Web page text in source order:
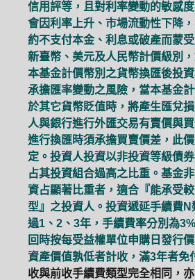
信用評等，且對利率變動的敏感
會因利率上升、市場流動性下降
約不支付本金、利息或破產而蒙
新臺幣、美元及人民幣計價級別
本基金計價幣別之貨幣換匯後投
承擔匯率變動之風險，當本基金
於其它貨幣貶值時，將產生匯兌
人與銀行進行外匯交易有賣價與
進行換匯時須承擔買賣價差，此
定。投資人投資以非投資等級債
占其投資組合過高之比重。基金
資占顯著比重者，適合『能承受
型』之投資人。投資遞延手續費
過1、2、3年，手續費率分別為
回時按每受益權單位申購日發行
資產價值孰低者計收，滿3年者免
收與前收手續費類型完全相同，